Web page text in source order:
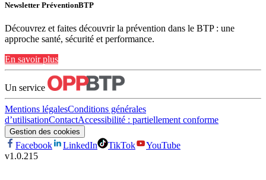
Newsletter PréventionBTP
Découvrez et faites découvrir la prévention dans le BTP : une
approche santé, sécurité et performance.
En savoir plus
Un service
Mentions légalesConditions générales
d’utilisationContactAccessibilité : partiellement conforme
Gestion des cookies
Facebook LinkedIn TikTok
YouTube
v1.0.215